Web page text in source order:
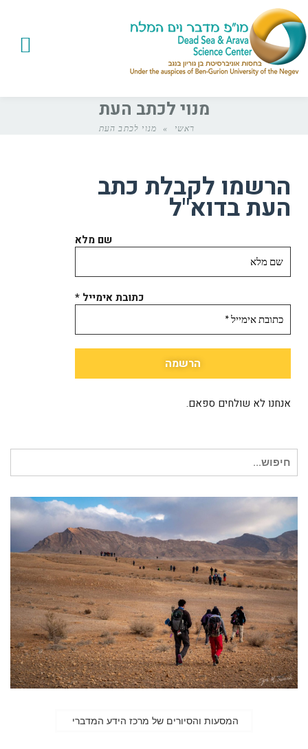
מנוי לכתב העת
ראשי » מנוי לכתב העת
הרשמו לקבלת כתב
העת בדוא"ל
שם מלא
כתובת אימייל*
אנחנו לא שולחים ספאם.
המסעות והסיורים של מרכז הידע המדברי